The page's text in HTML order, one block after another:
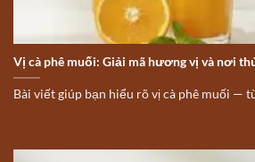
Vị cà phê muối: Giải mã hương vị và nơi
Bài viết giúp bạn hiểu rõ vị cà phê muối —